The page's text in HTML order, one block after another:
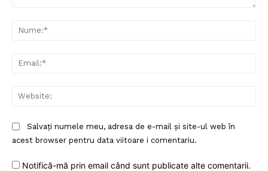
Salvați numele meu, adresa de e-mail și site-ul web în
acest browser pentru data viitoare i comentariu.
Notifică-mă prin email când sunt publicate alte comentarii.